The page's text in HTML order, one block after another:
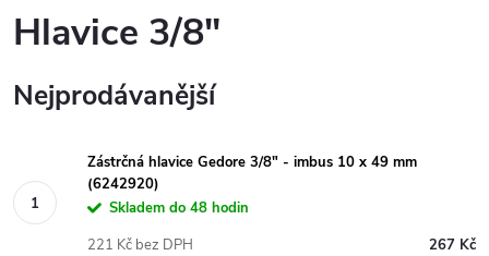
Hlavice 3/8"
Nejprodávanější
Zástrčná hlavice Gedore 3/8" - imbus 10 x 49 mm
(6242920)
Skladem do 48 hodin
267 Kč
221 Kč bez DPH